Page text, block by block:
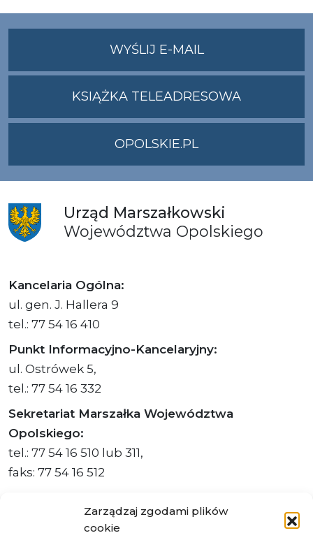
Zarządzaj zgodami plików
cookie
WYŚLIJ E-MAILNA
ADRES
KSIĄŻKA TELEADRESOWA
OPOLSKIE.PL
Urząd Marszałkowski
Województwa Opolskiego
Kancelaria Ogólna:
ul. gen. J. Hallera 9
tel.: 77 54 16 410
Punkt Informacyjno-Kancelaryjny:
ul. Ostrówek 5,
tel.: 77 54 16 332
Sekretariat Marszałka Województwa
Opolskiego:
tel.: 77 54 16 510 lub 311,
faks: 77 54 16 512